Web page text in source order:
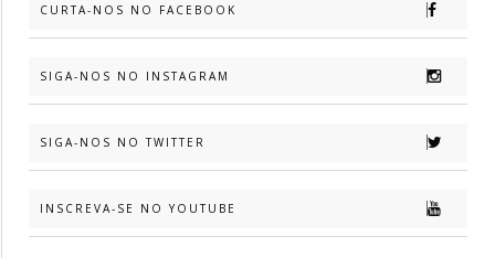
CURTA-NOS NO FACEBOOK
SIGA-NOS NO INSTAGRAM
SIGA-NOS NO TWITTER
INSCREVA-SE NO YOUTUBE